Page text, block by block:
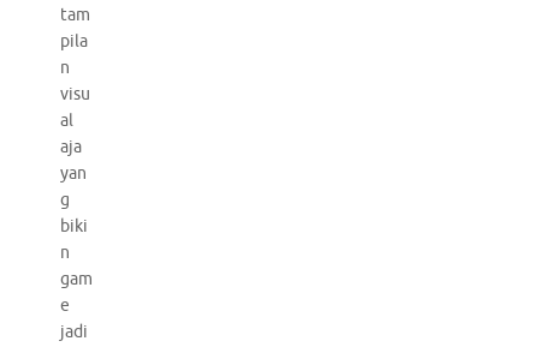
tam
pila
n
visu
al
aja
yan
g
biki
n
gam
e
jadi